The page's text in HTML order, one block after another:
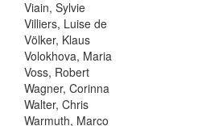
Viain, Sylvie
Villiers, Luise de
Völker, Klaus
Volokhova, Maria
Voss, Robert
Wagner, Corinna
Walter, Chris
Warmuth, Marco